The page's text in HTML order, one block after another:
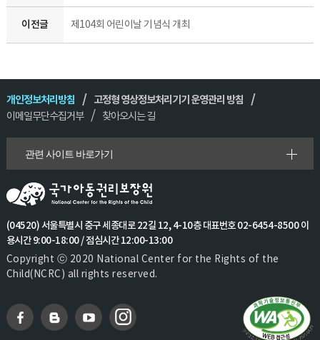
이전글 제104회 어린이날 기념식 개최
개인정보처리방침
고정형 영상정보처리기기 운영관리 방침
이메일무단수집거부
찾아오시는 길
관련 사이트 바로가기
(04520) 서울특별시 중구 세종대로 22길 12, 4-10층 대표번호 02-6454-8500 이
용시간 9:00-18:00 / 점심시간 12:00-13:00
Copyright ⓒ 2020 National Center for the Rights of the
Child(NCRC) all rights reserved.